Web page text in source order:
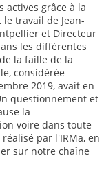
actives grâce à la
le travail de Jean-
et Directeur
les différentes
la faille de la
considérée
2019, avait en
questionnement et
la
voire dans toute
par l'IRMa, en
sur notre chaîne